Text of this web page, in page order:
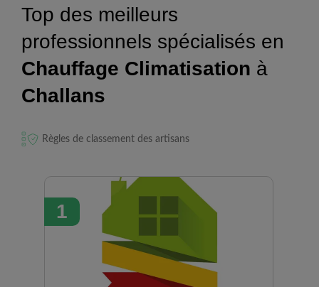
Top des meilleurs
professionnels spécialisés en
Chauffage Climatisation à
Challans
Règles de classement des artisans
1